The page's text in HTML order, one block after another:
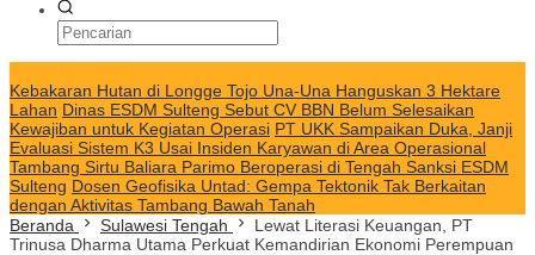
Kebakaran Hutan di Longge Tojo Una-Una Hanguskan 3 Hektare
Lahan Dinas ESDM Sulteng Sebut CV BBN Belum Selesaikan
Kewajiban untuk Kegiatan Operasi PT UKK Sampaikan Duka, Janji
Evaluasi Sistem K3 Usai Insiden Karyawan di Area Operasional
Tambang Sirtu Baliara Parimo Beroperasi di Tengah Sanksi ESDM
Sulteng Dosen Geofisika Untad: Gempa Tektonik Tak Berkaitan
dengan Aktivitas Tambang Bawah Tanah
Beranda
Sulawesi Tengah
Lewat Literasi Keuangan, PT
Trinusa Dharma Utama Perkuat Kemandirian Ekonomi Perempuan